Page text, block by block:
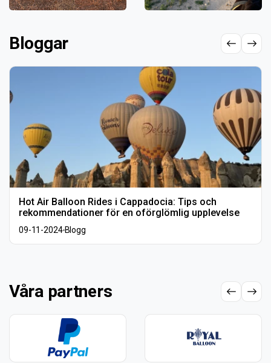
Bloggar
Hot Air Balloon Rides i Cappadocia: Tips och
rekommendationer för en oförglömlig upplevelse
09-11-2024Blogg
Våra partners